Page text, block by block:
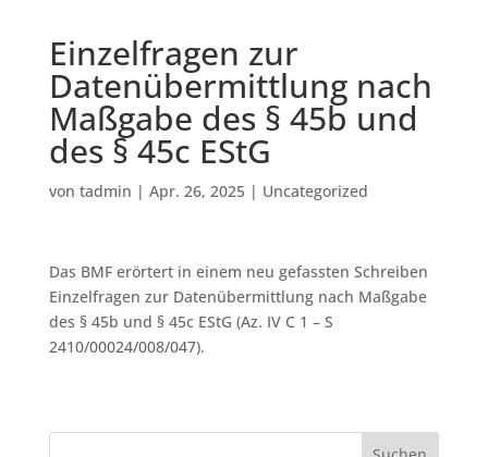
Einzelfragen zur
Datenübermittlung nach
Maßgabe des § 45b und
des § 45c EStG
von tadmin | Apr. 26, 2025| Uncategorized
Das BMF erörtert in einem neu gefassten Schreiben
Einzelfragen zur Datenübermittlung nach Maßgabe
des § 45b und § 45c EStG (Az. IV C 1 – S
2410/00024/008/047).